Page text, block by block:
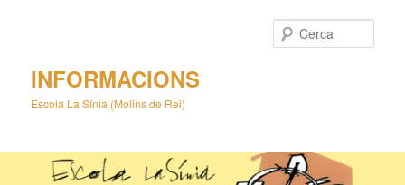
INFORMACIONS
Escola La Sínia (Molins de Rei)